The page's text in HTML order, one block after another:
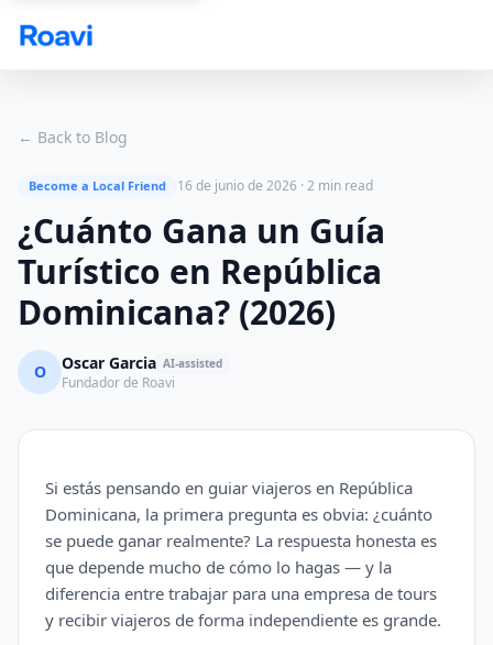
← Back to Blog
Become a Local Friend 16 de junio de 2026 · 2 min read
¿Cuánto Gana un Guía
Turístico en República
Dominicana? (2026)
O Oscar Garcia AI-assisted
Fundador de Roavi
Si estás pensando en guiar viajeros en República
Dominicana, la primera pregunta es obvia: ¿cuánto
se puede ganar realmente? La respuesta honesta es
que depende mucho de cómo lo hagas — y la
diferencia entre trabajar para una empresa de tours
y recibir viajeros de forma independiente es grande.